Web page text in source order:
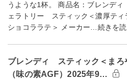
うような1杯。 商品名：ブレンデ
ェラトリー スティック＜濃厚ティ
ショコララテ＞ メーカー…続きを
ブレンディ スティック＜まろ
（味の素AGF）2025年9…